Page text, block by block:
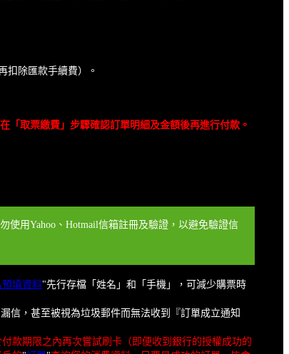
扣除匯款手續費）。
「取票繳費」步驟確認訂單明細及金額後再進行付款。
使用Yahoo、Hotmail信箱註冊及驗證，以避免驗證信
預填資料"先行存檔「姓名」和「手機」，可減少購票時
信，甚至被視為垃圾郵件而無法收到『訂單成立通知
款期限之內再次嘗試刷卡（即便收到銀行的授權成功的